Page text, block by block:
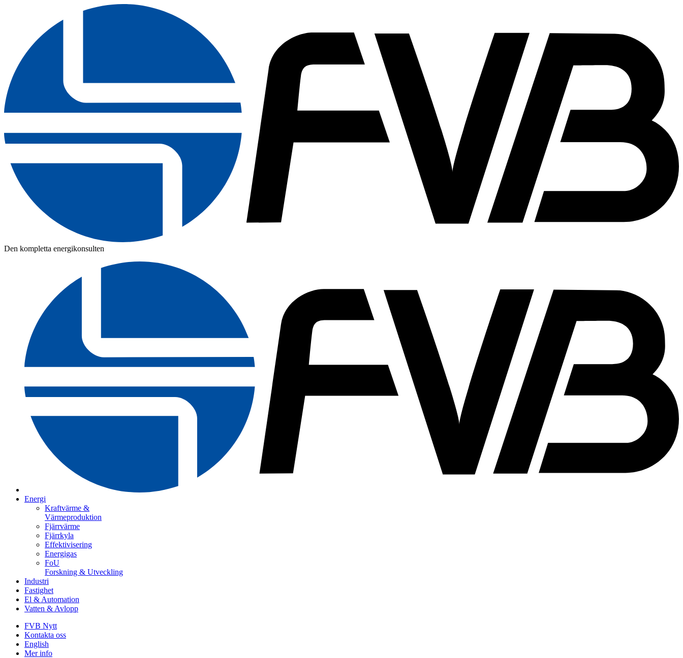
Den kompletta energikonsulten
Energi
Kraftvärme &
Värmeproduktion
Fjärrvärme
Fjärrkyla
Effektivisering
Energigas
FoU
Forskning & Utveckling
Industri
Fastighet
El & Automation
Vatten & Avlopp
FVB Nytt
Kontakta oss
English
Mer info